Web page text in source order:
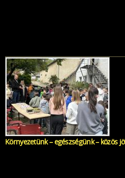
Környezetünk – egészségünk – közös